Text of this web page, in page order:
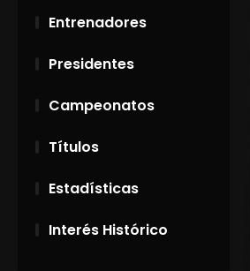
Entrenadores
Presidentes
Campeonatos
Títulos
Estadísticas
Interés Histórico